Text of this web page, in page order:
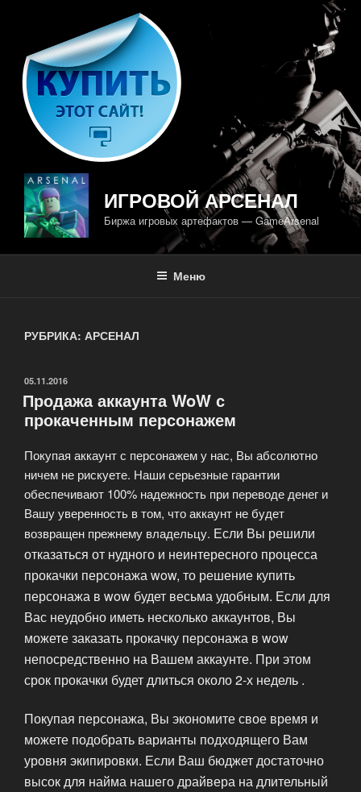
содержимому
ИГРОВОЙ АРСЕНАЛ
Биржа игровых артефактов — GameArsenal
Меню
РУБРИКА: АРСЕНАЛ
ОПУБЛИКОВАНО
05.11.2016
Продажа аккаунта WoW с
прокаченным персонажем
Покупая аккаунт с персонажем у нас, Вы абсолютно
ничем не рискуете. Наши серьезные гарантии
обеспечивают 100% надежность при переводе денег и
Вашу уверенность в том, что аккаунт не будет
возвращен прежнему владельцу. Если Вы решили
отказаться от нудного и неинтересного процесса
прокачки персонажа wow, то решение купить
персонажа в wow будет весьма удобным. Если для
Вас неудобно иметь несколько аккаунтов, Вы
можете заказать прокачку персонажа в wow
непосредственно на Вашем аккаунте. При этом
срок прокачки будет длиться около 2-х недель .
Покупая персонажа, Вы экономите свое время и
можете подобрать варианты подходящего Вам
уровня экипировки. Если Ваш бюджет достаточно
высок для найма нашего драйвера на длительный